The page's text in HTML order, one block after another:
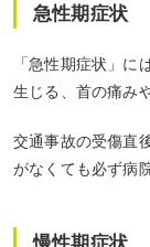
急性期症状
「急性期症状」
生じる、首の痛み
交通事故の受傷直
がなくても必ず病
慢性期症状